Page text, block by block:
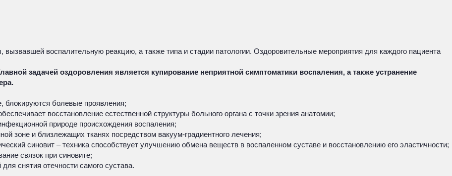
вызвавшей воспалительную реакцию, а также типа и стадии патологии. Оздоровительные мероприятия для каждого пациента
задачей оздоровления является купирование неприятной симптоматики воспаления, а также устранение
блокируются болевые проявления;
восстановление естественной структуры больного органа с точки зрения анатомии;
природе происхождения воспаления;
зоне и близлежащих тканях посредством вакуум-градиентного лечения;
синовит – техника способствует улучшению обмена веществ в воспаленном суставе и восстановлению его эластичности;
связок при синовите;
снятия отечности самого сустава.